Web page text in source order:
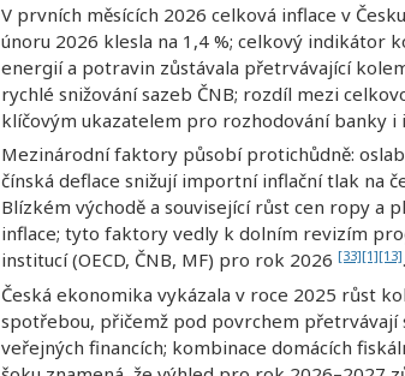
V prvních měsících 2026 celková inflace v
únoru 2026 klesla na 1,4 %; celkový indikátor
energií a potravin zůstávala přetrvávající
rychlé snižování sazeb ČNB; rozdíl mezi
klíčovým ukazatelem pro rozhodování banky i
Mezinárodní faktory působí protichůdně:
čínská deflace snižují importní inflační tlak na
Blízkém východě a související růst cen ropy a
inflace; tyto faktory vedly k dolním revizím
institucí (OECD, ČNB, MF) pro rok 2026 [33][1][13].
Česká ekonomika vykázala v roce 2025 růst
spotřebou, přičemž pod povrchem
veřejných financích; kombinace domácích